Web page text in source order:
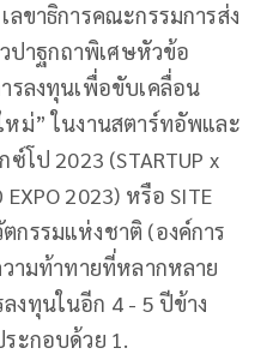
ขาธิการคณะกรรมการส่ง
วปาฐกถาพิเศษหัวข้อ
รลงทุนเพื่อขับเคลื่อน
หม่” ในงานสตาร์ทอัพและ
โป 2023 (STARTUP x
EXPO 2023) หรือ SITE
กรรมแห่งชาติ (องค์การ
ามท้าทายที่หลากหลาย
งทุนในอีก 4 - 5 ปีข้าง
ะกอบด้วย 1.